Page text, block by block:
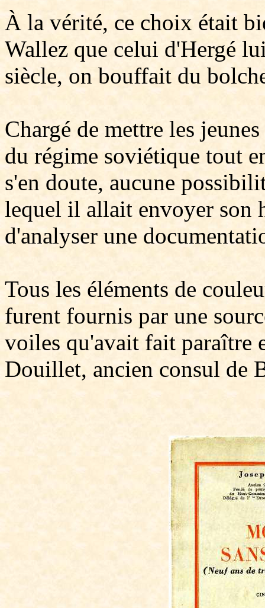
À la vérité, ce choix était
Wallez que celui d'Hergé
siècle, on bouffait du
Chargé de mettre les
du régime soviétique tout
s'en doute, aucune
lequel il allait envoyer son
d'analyser une
Tous les éléments de
furent fournis par une
voiles qu'avait fait paraître
Douillet, ancien consul de